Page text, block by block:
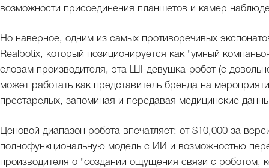
возможности присоединения планшетов и камер
Но наверное, одним из самых противоречивых
Realbotix, который позиционируется как "умный
словам производителя, эта ШI-девушка-робот (с
может работать как представитель бренда на
престарелых, запоминая и передавая медицинские
Ценовой диапазон робота впечатляет: от $10,000 за
полнофункциональную модель с ИИ и возможностью
производителя о "создании ощущения связи с роботом,